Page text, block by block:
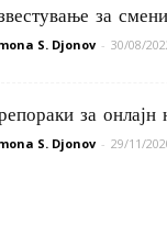
за
S. Djonov - 30/08/
за онлајн
S. Djonov - 29/11/